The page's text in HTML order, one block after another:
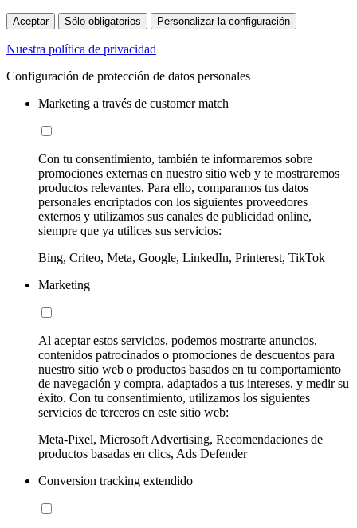
Aceptar Sólo obligatorios Personalizar la configuración
Nuestra política de privacidad
Configuración de protección de datos personales
Marketing a través de customer match
Con tu consentimiento, también te informaremos sobre
promociones externas en nuestro sitio web y te mostraremos
productos relevantes. Para ello, comparamos tus datos
personales encriptados con los siguientes proveedores
externos y utilizamos sus canales de publicidad online,
siempre que ya utilices sus servicios:
Bing, Criteo, Meta, Google, LinkedIn, Printerest, TikTok
Marketing
Al aceptar estos servicios, podemos mostrarte anuncios,
contenidos patrocinados o promociones de descuentos para
nuestro sitio web o productos basados en tu comportamiento
de navegación y compra, adaptados a tus intereses, y medir su
éxito. Con tu consentimiento, utilizamos los siguientes
servicios de terceros en este sitio web:
Meta-Pixel, Microsoft Advertising, Recomendaciones de
productos basadas en clics, Ads Defender
Conversion tracking extendido